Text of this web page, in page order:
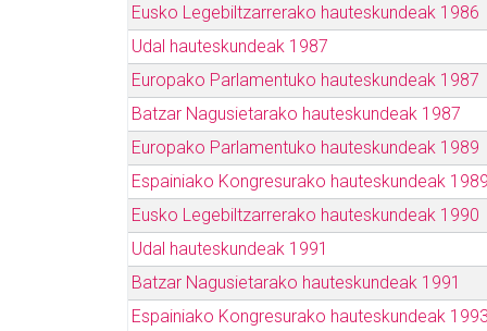
Eusko Legebiltzarrerako hauteskundeak 1986
Udal hauteskundeak 1987
Europako Parlamentuko hauteskundeak 1987
Batzar Nagusietarako hauteskundeak 1987
Europako Parlamentuko hauteskundeak 1989
Espainiako Kongresurako hauteskundeak 1989
Eusko Legebiltzarrerako hauteskundeak 1990
Udal hauteskundeak 1991
Batzar Nagusietarako hauteskundeak 1991
Espainiako Kongresurako hauteskundeak 1993